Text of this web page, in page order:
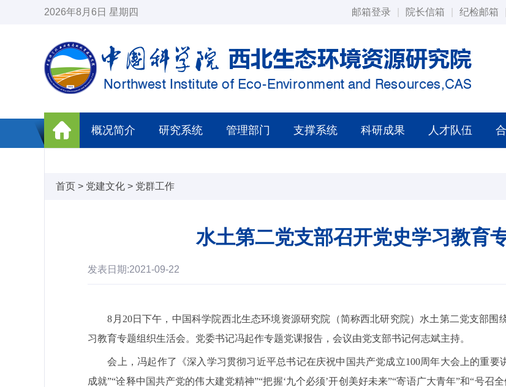
2026年8月6日 星期四 邮箱登录 院长信箱 纪检邮箱
概况简介 研究系统 管理部门 支撑系统 科研成果 人才队伍
首页 > 党建文化 > 党群工作
水土第二党支部召开党史学习教育
发表日期:2021-09-22
8 月 20日下午，中国科学院西北生态环境资源研究院（简称西北研究院）水土第二党支部围
习教育专题组织生活会。党委书记冯起作专题党课报告，会议由党支部书记何志斌主持。
会上，冯起作了《深入学习贯彻习近平总书记在庆祝中国共产党成立100周年大会上的重要
成就”“诠释中国共产党的伟大建党精神”“把握‘九个必须’开创美好未来”“寄语广大青年”和“号召